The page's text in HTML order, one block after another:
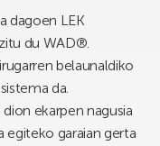
dagoen LEK
du WAD®.
belaunaldiko
da.
ekarpen nagusia
egiteko garaian gerta